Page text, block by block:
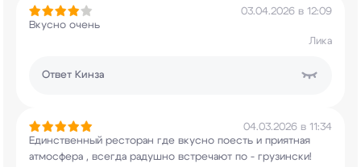
03.04.2026 в 12:09
Вкусно очень
Лика
Ответ Кинза
04.03.2026 в 11:34
Единственный ресторан где вкусно поесть и приятная
атмосфера , всегда радушно встречают по - грузински!